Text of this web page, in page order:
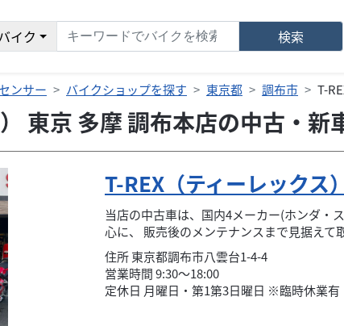
イク 検索
ンサー バイクショップを探す 東京都 調布市 T-
東京 多摩 調布本店の中古・新
T-REX（ティーレックス
当店の中古車は、国内4メーカー(ホンダ・
心に、 販売後のメンテナンスまで見据えて
住所東京都調布市八雲台1-4-4
営業時間 9:30～18:00
定休日 月曜日・第1第3日曜日 ※臨時休業有